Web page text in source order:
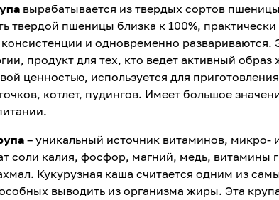
вырабатывается из твердых сортов
твердой пшеницы близка к 100%,
и одновременно развариваются.
продукт для тех, кто ведет активный
ценностью, используется для
котлет, пудингов. Имеет большое
– уникальный источник витаминов, микро-
соли калия, фосфор, магний, медь, витамины
Кукурузная каша считается одним из
выводить из организма жиры. Эта